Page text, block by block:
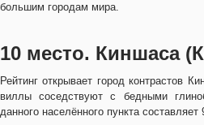
большим городам мира.
10 место. Киншаса
Рейтинг открывает город контрастов
виллы соседствуют с бедными
данного населённого пункта составляет